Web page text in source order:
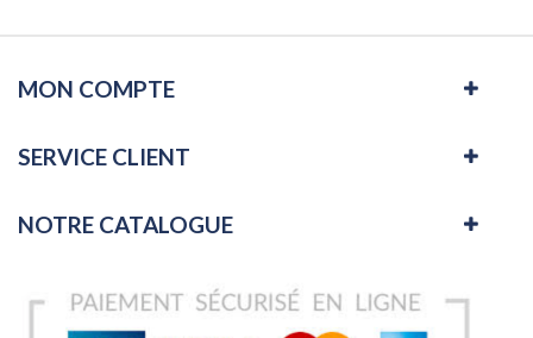
MON COMPTE
SERVICE CLIENT
NOTRE CATALOGUE